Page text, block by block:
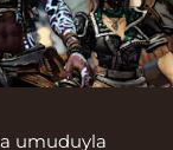
umuduyla